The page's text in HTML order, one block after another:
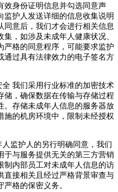
效身份证明信息并勾选同意声
监护人发送详细的信息收集说明
同意后，我们才会进行相关信息
，如涉及未成年人健康状况、
严格的同意程序，可能要求监护
通过具有法律效力的电子签名方
我们采用行业标准的加密技术
储，确保数据在传输与存储过程
。存储未成年人信息的服务器放
施的机房环境中，限制未经授权
人监护人的另行明确同意，我们
于与服务提供无关的第三方营销
制内部员工对未成年人信息的访
直接相关且经过严格背景审查与
格的保密义务。